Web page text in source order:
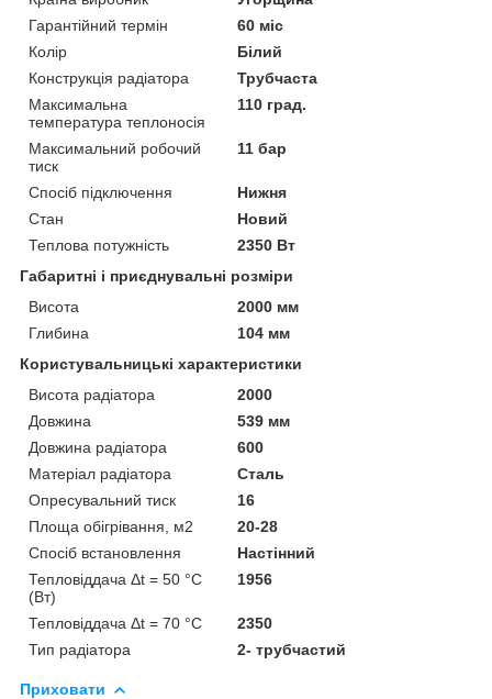
Гарантійний термін
60 міс
Колір
Білий
Конструкція радіатора
Трубчаста
Максимальна
температура теплоносія
110 град.
Максимальний робочий
тиск
11 бар
Спосіб підключення
Нижня
Стан
Новий
Теплова потужність
2350 Вт
Габаритні і приєднувальні розміри
Висота
2000 мм
Глибина
104 мм
Користувальницькі характеристики
Висота радіатора
2000
Довжина
539 мм
Довжина радіатора
600
Матеріал радіатора
Сталь
Опресувальний тиск
16
Площа обігрівання, м2
20-28
Спосіб встановлення
Настінний
Тепловіддача Δt = 50 °C
(Вт)
1956
Тепловіддача Δt = 70 °C
2350
Тип радіатора
2- трубчастий
Приховати